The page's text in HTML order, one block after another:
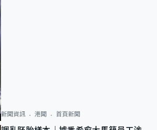
新聞資訊 港聞 首頁新聞